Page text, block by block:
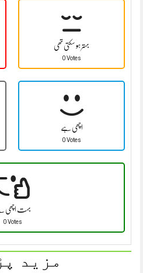
بہتر ہو سکتی تھی
0 Votes
اچھی ہے
0 Votes
بہت اچھی
0 Votes
مزید